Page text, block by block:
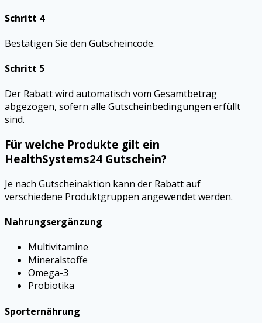
Schritt 4
Bestätigen Sie den Gutscheincode.
Schritt 5
Der Rabatt wird automatisch vom Gesamtbetrag
abgezogen, sofern alle Gutscheinbedingungen erfüllt
sind.
Für welche Produkte gilt ein
HealthSystems24 Gutschein?
Je nach Gutscheinaktion kann der Rabatt auf
verschiedene Produktgruppen angewendet werden.
Nahrungsergänzung
Multivitamine
Mineralstoffe
Omega-3
Probiotika
Sporternährung